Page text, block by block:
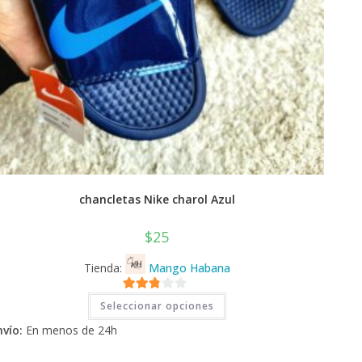
chancletas Nike charol Azul
$25
Tienda: Mango Habana
2.71
de 5
Seleccionar opciones
Este
tiene
En menos de 24h